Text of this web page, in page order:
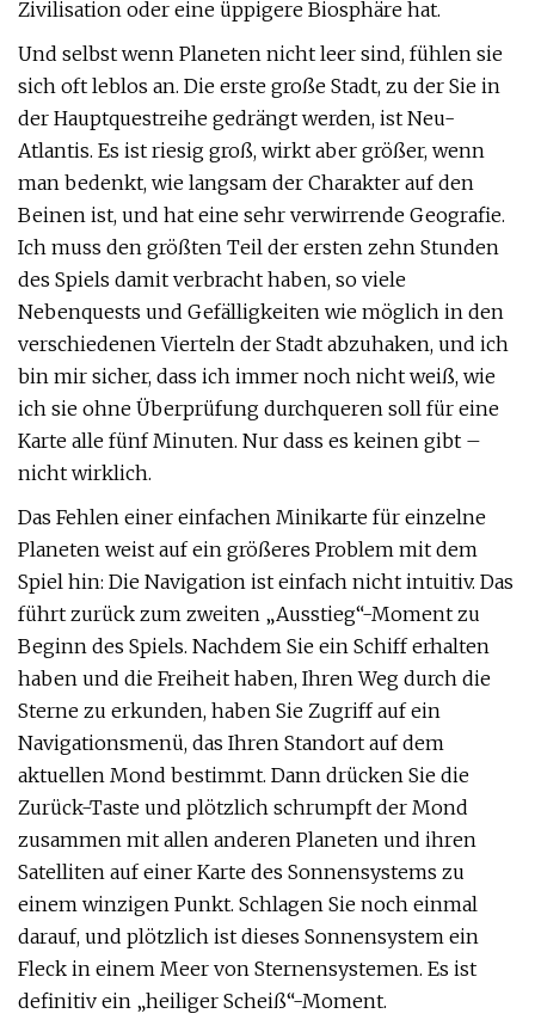
Zivilisation oder eine üppigere Biosphäre hat.
Und selbst wenn Planeten nicht leer sind, fühlen sie
sich oft leblos an. Die erste große Stadt, zu der Sie in
der Hauptquestreihe gedrängt werden, ist Neu-
Atlantis. Es ist riesig groß, wirkt aber größer, wenn
man bedenkt, wie langsam der Charakter auf den
Beinen ist, und hat eine sehr verwirrende Geografie.
Ich muss den größten Teil der ersten zehn Stunden
des Spiels damit verbracht haben, so viele
Nebenquests und Gefälligkeiten wie möglich in den
verschiedenen Vierteln der Stadt abzuhaken, und ich
bin mir sicher, dass ich immer noch nicht weiß, wie
ich sie ohne Überprüfung durchqueren soll für eine
Karte alle fünf Minuten. Nur dass es keinen gibt –
nicht wirklich.
Das Fehlen einer einfachen Minikarte für einzelne
Planeten weist auf ein größeres Problem mit dem
Spiel hin: Die Navigation ist einfach nicht intuitiv. Das
führt zurück zum zweiten „Ausstieg“-Moment zu
Beginn des Spiels. Nachdem Sie ein Schiff erhalten
haben und die Freiheit haben, Ihren Weg durch die
Sterne zu erkunden, haben Sie Zugriff auf ein
Navigationsmenü, das Ihren Standort auf dem
aktuellen Mond bestimmt. Dann drücken Sie die
Zurück-Taste und plötzlich schrumpft der Mond
zusammen mit allen anderen Planeten und ihren
Satelliten auf einer Karte des Sonnensystems zu
einem winzigen Punkt. Schlagen Sie noch einmal
darauf, und plötzlich ist dieses Sonnensystem ein
Fleck in einem Meer von Sternensystemen. Es ist
definitiv ein „heiliger Scheiß“-Moment.